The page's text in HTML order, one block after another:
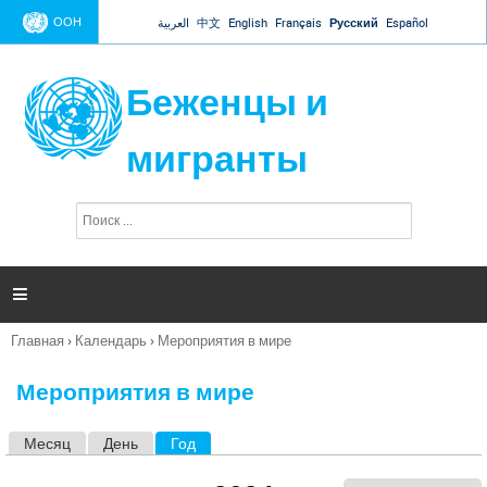
Jump to navigation
ООН العربية 中文 English Français Русский Español
Беженцы и
мигранты
п
и

Вы
Главная › Календарь › Мероприятия в мире
Мероприятия в мире
Месяц День Год